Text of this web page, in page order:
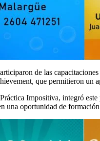
de las
que permitieron un
Impositiva, integró
una oportunidad de